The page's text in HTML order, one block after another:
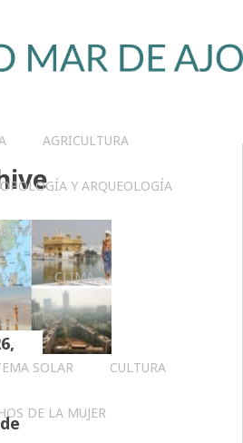
AGRICULTURA
Y ARQUEOLOGÍA
ASIA
CLIMA
SOLAR CULTURA
DE LA MUJER